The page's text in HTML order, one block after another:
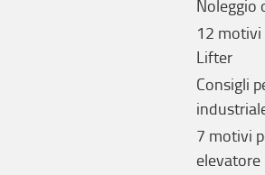
Noleggio
12 motivi
Lifter
Consigli
7 motivi
elevatore